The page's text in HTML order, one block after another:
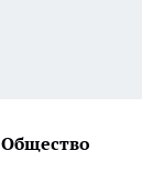
Общество